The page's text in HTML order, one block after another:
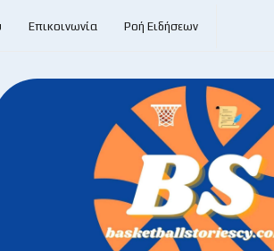
Επικοινωνία Ροή Ειδήσεων